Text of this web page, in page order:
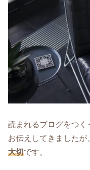
読まれるブログをつく
お伝えしてきましたが
大切です。